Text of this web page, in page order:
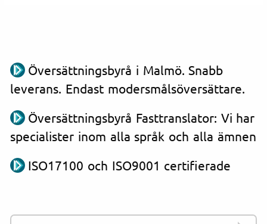
Översättningsbyrå i Malmö. Snabb
leverans. Endast modersmålsöversättare.
Översättningsbyrå Fasttranslator: Vi har
specialister inom alla språk och alla ämnen
ISO17100 och ISO9001 certifierade